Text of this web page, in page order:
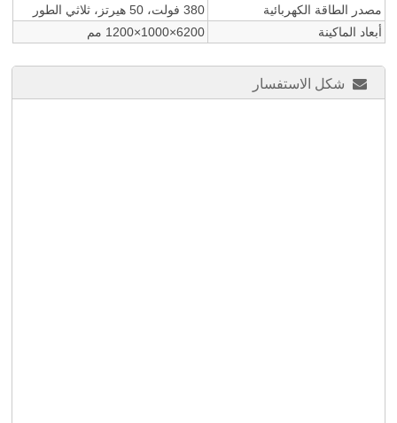
مصدر الطاقة الكهربائية
380 فولت، 50 هيرتز، ثلاثي الطور
أبعاد الماكينة
6200×1000×1200 مم
شكل الاستفسار